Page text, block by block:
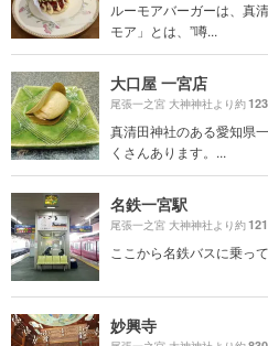
ルーモアバーガーは、真
モア」とは、”噂...
大口屋 一宮店
尾張一之宮 大神神社より約
真清田神社のある愛知県
くさんあります。...
名鉄一宮駅
尾張一之宮 大神神社より約
ここから名鉄バスに乗っ
妙興寺